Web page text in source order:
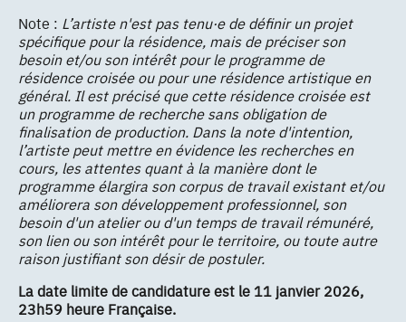
Note : L’artiste n'est pas tenu·e de définir un projet
spécifique pour la résidence, mais de préciser son
besoin et/ou son intérêt pour le programme de
résidence croisée ou pour une résidence artistique en
général. Il est précisé que cette résidence croisée est
un programme de recherche sans obligation de
finalisation de production. Dans la note d'intention,
l’artiste peut mettre en évidence les recherches en
cours, les attentes quant à la manière dont le
programme élargira son corpus de travail existant et/ou
améliorera son développement professionnel, son
besoin d'un atelier ou d'un temps de travail rémunéré,
son lien ou son intérêt pour le territoire, ou toute autre
raison justifiant son désir de postuler.
La date limite de candidature est le 11 janvier 2026,
23h59 heure Française.